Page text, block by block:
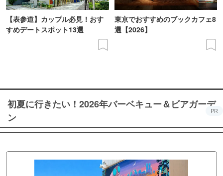
【表参道】カップル必見！おす
すめデートスポット13選
東京でおすすめのブックカフェ8
選【2026】
初夏に行きたい！2026年バーベキュー＆ビアガーデ
ン
PR